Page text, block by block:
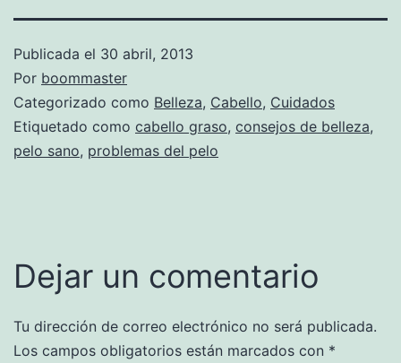
Publicada el 30 abril, 2013
Por boommaster
Categorizado como Belleza, Cabello, Cuidados
Etiquetado como cabello graso, consejos de belleza,
pelo sano, problemas del pelo
Dejar un comentario
Tu dirección de correo electrónico no será publicada.
Los campos obligatorios están marcados con *